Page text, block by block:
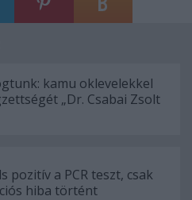
kamu oklevelekkel
„Dr. Csabai Zsolt
pozitív a PCR teszt, csak
hiba történt